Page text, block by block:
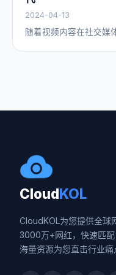
2024-04-13
随着视频内容在社交媒
CloudKOL
CloudKOL为您提供全球
3000万+网红，快速匹配
海量资源为您直击行业痛